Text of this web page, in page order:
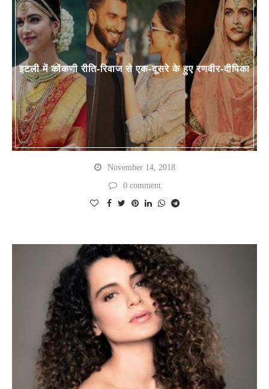
इटली में कोंकणी रीति-रिवाज से एक-दूसरे के हुए रणवीर-दीपिका
November 14, 2018
0 comment